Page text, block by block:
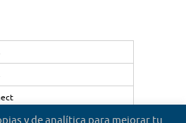
y de analítica para mejorar tu